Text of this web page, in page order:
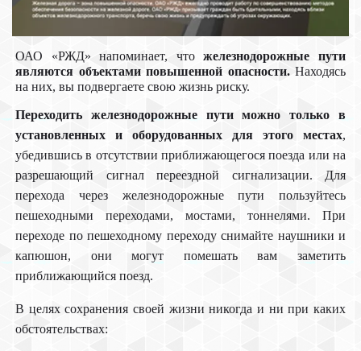
ОАО «РЖД» напоминает, чтожелезнодорожные пути
являются объектами повышенной опасности. Находясь
на них, вы подвергаете свою жизнь риску.
Переходить железнодорожные пути можно только в
установленных и оборудованных для этого местах,
убедившись в отсутствии приближающегося поезда или на
разрешающий сигнал переездной сигнализации. Для
перехода через железнодорожные пути пользуйтесь
пешеходными переходами, мостами, тоннелями. При
переходе по пешеходному переходу снимайте наушники и
капюшон, они могут помешать вам заметить
приближающийся поезд.
В целях сохранения своей жизни никогда и ни при каких
обстоятельствах: